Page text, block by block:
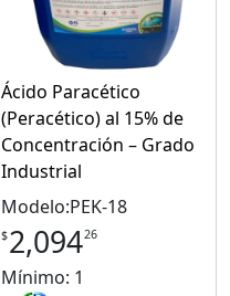
Ácido Paracético
(Peracético) al 15% de
Concentración – Grado
Industrial
Modelo:PEK-18
$2,09426
Mínimo: 1